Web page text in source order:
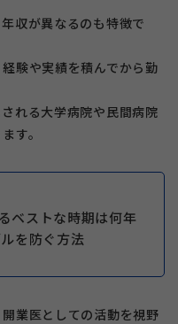
収が異なるのも特徴で
験や実績を積んでから勤
れる大学病院や民間病院
す。
ベストな時期は何年
を防ぐ方法
業医としての活動を視野